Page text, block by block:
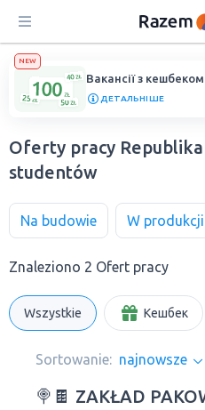
NEW
Вакансії з кешбеком
ДЕТАЛЬНІШЕ
Oferty pracy Republika
studentów
Na budowie W produkcji
Znaleziono 2 Ofert pracy
Wszystkie Кешбек
Sortowanie: najnowsze
🍭🍫 ZAKŁAD